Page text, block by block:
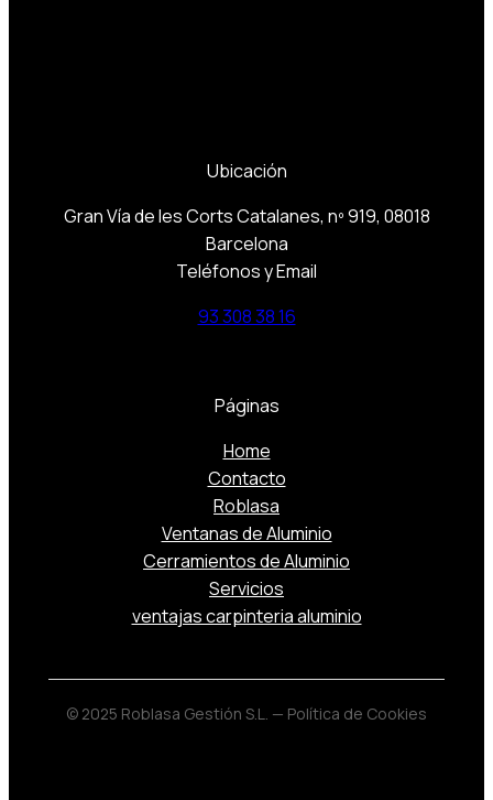
Ubicación
Gran Vía de les Corts Catalanes, nº 919, 08018
Barcelona
Teléfonos y Email
93 308 38 16
Páginas
Home
Contacto
Roblasa
Ventanas de Aluminio
Cerramientos de Aluminio
Servicios
ventajas carpinteria aluminio
© 2025 Roblasa Gestión S.L. — Política de Cookies